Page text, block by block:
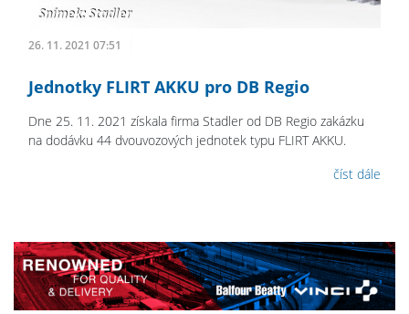
26. 11. 2021 07:51
Jednotky FLIRT AKKU pro DB Regio
Dne 25. 11. 2021 získala firma Stadler od DB Regio zakázku
na dodávku 44 dvouvozových jednotek typu FLIRT AKKU.
číst dále